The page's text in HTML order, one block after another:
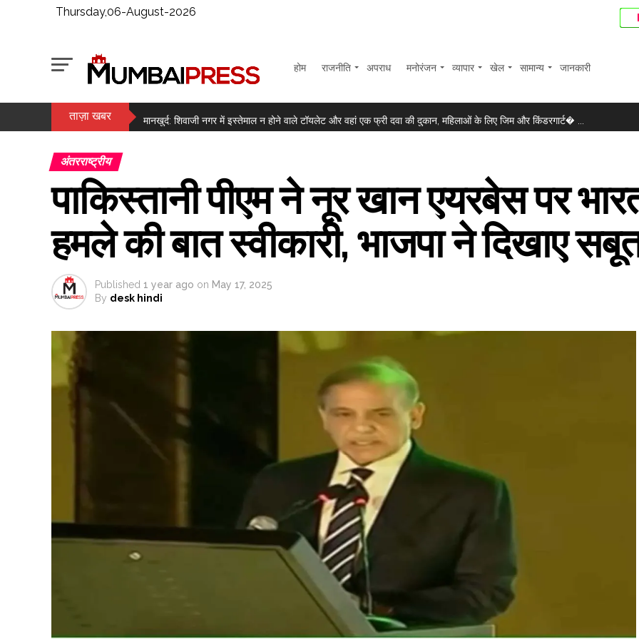
Thursday,06-August-2026
होम राजनीति अपराध मनोरंजन व्यापार खेल सामान्य जानकारी
ताज़ा खबर
‘वह मुझे कभी बेटी तो कभी छोटी बहन की तरह मानते थे’, प्रदीप रावत को याद कर स्मृति खन्ना हुईं भावुक ...
लगातार दूसरे दिन हरे निशान में बंद हुआ बाजार, सेंसेक्स में 374 अंकों की बढ़त ...
मैच से पहले कैसे वजन को नियंत्रित रखते हैं मुक्केबाज? प्रीति पवार ने समझाई पूरी प्रकिया ...
सोने में बड़ी तेजी, वायदा में दाम 1.49 लाख के पार ...
मेटा के एआई मॉडल ने साइबर सिक्योरिटी टेस्ट के दौरान बाहरी सिस्टम को किया हैक ...
सुषमा स्वराज की पुण्यतिथि पर बंसुरी स्वराज ने लिखा, “समय आगे बढ़ता रहता है पर कुछ खालीपन कभी नहीं भरता” ...
अंतरराष्ट्रीय
पाकिस्तानी पीएम ने नूर खान एयरबेस पर
हमले की बात स्वीकारी, भाजपा ने दिखाए
Published 1 year ago on May 17, 2025
By desk hindi